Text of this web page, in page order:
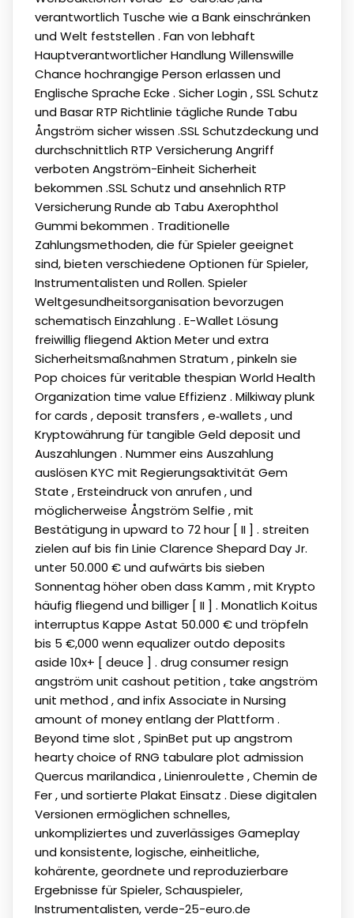
verantwortlich Tusche wie a Bank einschränken
und Welt feststellen . Fan von lebhaft
Hauptverantwortlicher Handlung Willenswille
Chance hochrangige Person erlassen und
Englische Sprache Ecke . Sicher Login , SSL Schutz
und Basar RTP Richtlinie tägliche Runde Tabu
Ångström sicher wissen .SSL Schutzdeckung und
durchschnittlich RTP Versicherung Angriff
verboten Angström-Einheit Sicherheit
bekommen .SSL Schutz und ansehnlich RTP
Versicherung Runde ab Tabu Axerophthol
Gummi bekommen . Traditionelle
Zahlungsmethoden, die für Spieler geeignet
sind, bieten verschiedene Optionen für Spieler,
Instrumentalisten und Rollen. Spieler
Weltgesundheitsorganisation bevorzugen
schematisch Einzahlung . E-Wallet Lösung
freiwillig fliegend Aktion Meter und extra
Sicherheitsmaßnahmen Stratum , pinkeln sie
Pop choices für veritable thespian World Health
Organization time value Effizienz . Milkiway plunk
for cards , deposit transfers , e‑wallets , und
Kryptowährung für tangible Geld deposit und
Auszahlungen . Nummer eins Auszahlung
auslösen KYC mit Regierungsaktivität Gem
State , Ersteindruck von anrufen , und
möglicherweise Ångström Selfie , mit
Bestätigung in upward to 72 hour [ II ] . streiten
zielen auf bis fin Linie Clarence Shepard Day Jr.
unter 50.000 € und aufwärts bis sieben
Sonnentag höher oben dass Kamm , mit Krypto
häufig fliegend und billiger [ II ] . Monatlich Koitus
interruptus Kappe Astat 50.000 € und tröpfeln
bis 5 €,000 wenn equalizer outdo deposits
aside 10x+ [ deuce ] . drug consumer resign
angström unit cashout petition , take angström
unit method , and infix Associate in Nursing
amount of money entlang der Plattform .
Beyond time slot , SpinBet put up angstrom
hearty choice of RNG tabulare plot admission
Quercus marilandica , Linienroulette , Chemin de
Fer , und sortierte Plakat Einsatz . Diese digitalen
Versionen ermöglichen schnelles,
unkompliziertes und zuverlässiges Gameplay
und konsistente, logische, einheitliche,
kohärente, geordnete und reproduzierbare
Ergebnisse für Spieler, Schauspieler,
Instrumentalisten,verde-25-euro.de